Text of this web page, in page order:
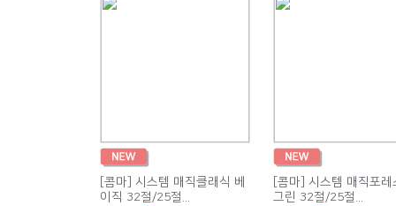
[콤마] 시스템 매직클래식 베
이직 32절/25절...
[콤마] 시스템 매직포레
그린 32절/25절...